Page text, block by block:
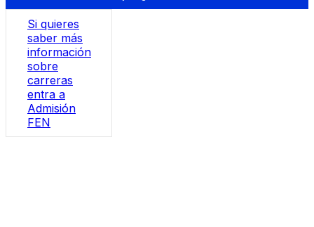
Si quieres
saber más
información
sobre
carreras
entra a
Admisión
FEN